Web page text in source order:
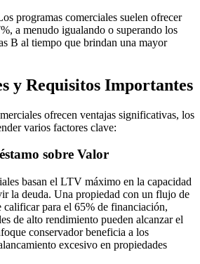
programas comerciales suelen ofrecer
a menudo igualando o superando los
B al tiempo que brindan una mayor
y Requisitos Importantes
ofrecen ventajas significativas, los
varios factores clave:
sobre Valor
basan el LTV máximo en la capacidad
la deuda. Una propiedad con un flujo de
para el 65% de financiación,
de alto rendimiento pueden alcanzar el
conservador beneficia a los
excesivo en propiedades